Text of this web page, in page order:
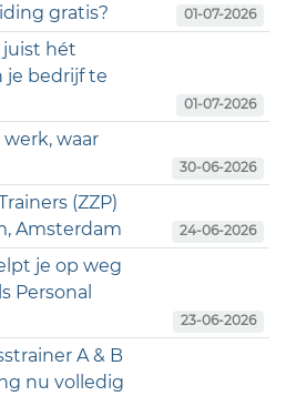
gratis?
01-07-2026
juist hét
je bedrijf te
01-07-2026
waar
30-06-2026
(ZZP)
Amsterdam
24-06-2026
je op weg
Personal
23-06-2026
A & B
nu volledig